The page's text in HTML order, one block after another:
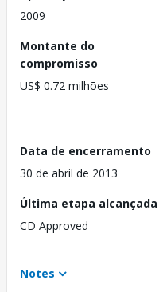
2009
Montante do
compromisso
US$ 0.72 milhões
Data de encerramento
30 de abril de 2013
Última etapa alcançada
CD Approved
Notes